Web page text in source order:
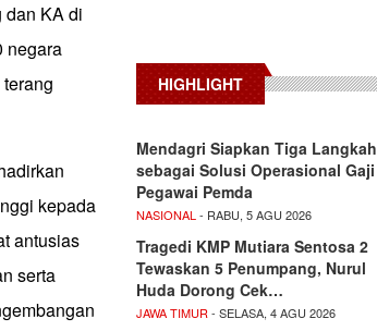
KA di
negara
kepada
antusias
serta
HIGHLIGHT
Mendagri Siapkan Tiga Langkah
sebagai Solusi Operasional Gaji
Pegawai Pemda
NASIONAL - RABU, 5 AGU 2026
Tragedi KMP Mutiara Sentosa 2
Tewaskan 5 Penumpang, Nurul
Huda Dorong Cek…
JAWA TIMUR - SELASA, 4 AGU 2026